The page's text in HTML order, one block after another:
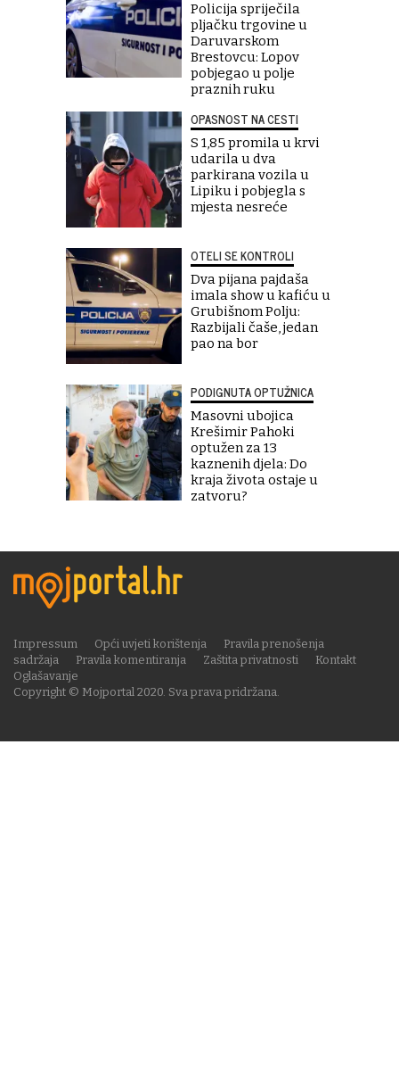
Policija spriječila
pljačku trgovine u
Daruvarskom
Brestovcu: Lopov
pobjegao u polje
praznih ruku
OPASNOST NA CESTI
S 1,85 promila u krvi
udarila u dva
parkirana vozila u
Lipiku i pobjegla s
mjesta nesreće
OTELI SE KONTROLI
Dva pijana pajdaša
imala show u kafiću u
Grubišnom Polju:
Razbijali čaše, jedan
pao na bor
PODIGNUTA OPTUŽNICA
Masovni ubojica
Krešimir Pahoki
optužen za 13
kaznenih djela: Do
kraja života ostaje u
zatvoru?
Copyright © Mojportal 2020. Sva prava pridržana.
Impressum Opći uvjeti korištenja
Pravila prenošenja
sadržaja
Pravila komentiranja Zaštita privatnosti
Kontakt
Oglašavanje